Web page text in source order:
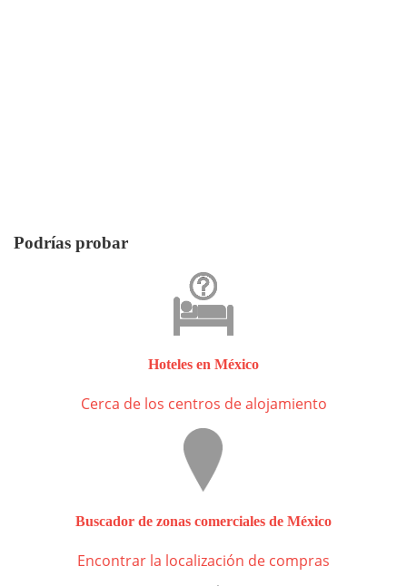
Podrías probar
Hoteles en México
Cerca de los centros de alojamiento
Buscador de zonas comerciales de México
Encontrar la localización de compras